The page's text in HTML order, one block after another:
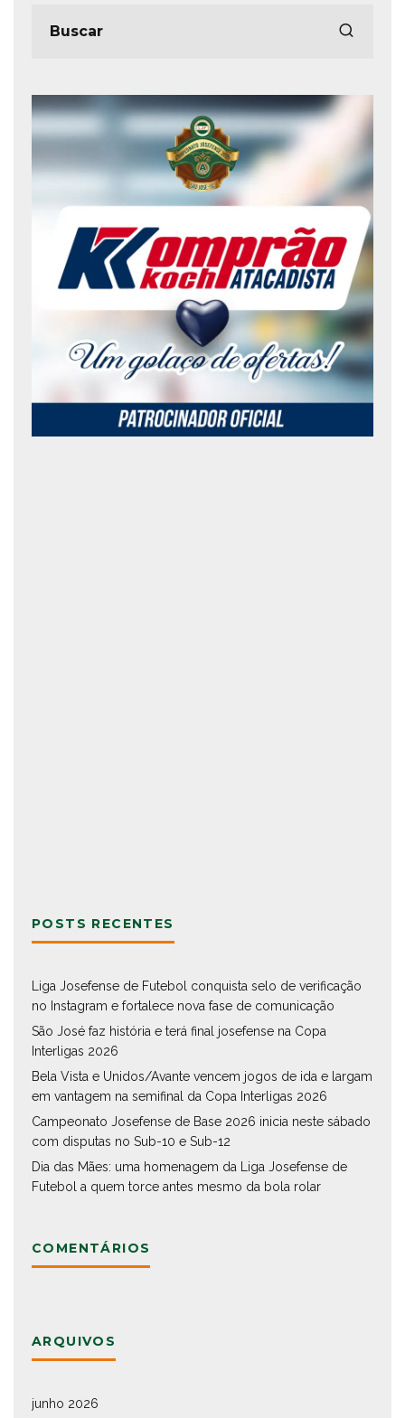
POSTS RECENTES
Liga Josefense de Futebol conquista selo de verificação
no Instagram e fortalece nova fase de comunicação
São José faz história e terá final josefense na Copa
Interligas 2026
Bela Vista e Unidos/Avante vencem jogos de ida e largam
em vantagem na semifinal da Copa Interligas 2026
Campeonato Josefense de Base 2026 inicia neste sábado
com disputas no Sub-10 e Sub-12
Dia das Mães: uma homenagem da Liga Josefense de
Futebol a quem torce antes mesmo da bola rolar
COMENTÁRIOS
ARQUIVOS
junho 2026